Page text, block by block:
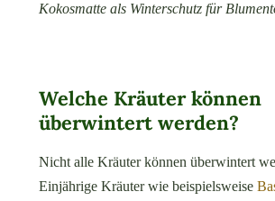
Kokosmatte als Winterschutz für
Welche Kräuter können
überwintert werden?
Nicht alle Kräuter können überwintert
Einjährige Kräuter wie beispielsweise